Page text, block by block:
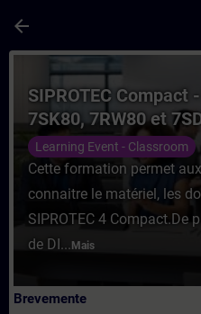
arrow_back
Curso -
SIPROTEC Compact
7SK80, 7RW80 et
Learning Event - Classroom
Cette formation permet
connaitre le matériel, les
SIPROTEC 4 Compact.De
de DI... Mais
Brevemente